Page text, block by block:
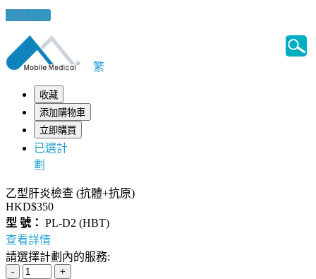
健康錦囊
繁
收藏
添加購物車
立即購買
已選計
劃
乙型肝炎檢查 (抗體+抗原)
HKD$350
型 號： PL-D2 (HBT)
查看詳情
請選擇計劃內的服務: